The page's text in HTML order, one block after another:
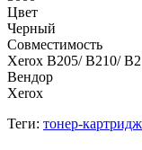
Цвет
Черный
Совместимость
Xerox B205/ B210/
Вендор
Xerox
Теги: тонер-картридж